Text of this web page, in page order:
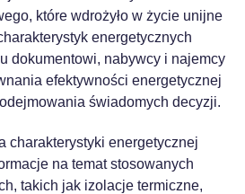
które wdrożyło w życie unijne
energetycznych
dokumentowi, nabywcy i najemcy
efektywności energetycznej
świadomych decyzji.
charakterystyki energetycznej
na temat stosowanych
takich jak izolacje termiczne,